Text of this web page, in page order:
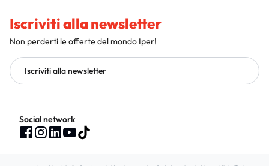
Iscriviti alla newsletter
Non perderti le offerte del mondo Iper!
Iscriviti alla newsletter
Social network